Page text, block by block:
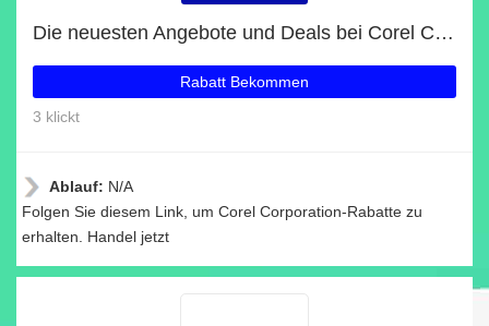
Die neuesten Angebote und Deals bei Corel Corporation
Rabatt Bekommen
3 klickt
Ablauf: N/A
Folgen Sie diesem Link, um Corel Corporation-Rabatte zu
erhalten. Handel jetzt